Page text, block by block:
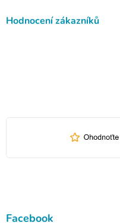
Hodnocení zákazníků
Facebook